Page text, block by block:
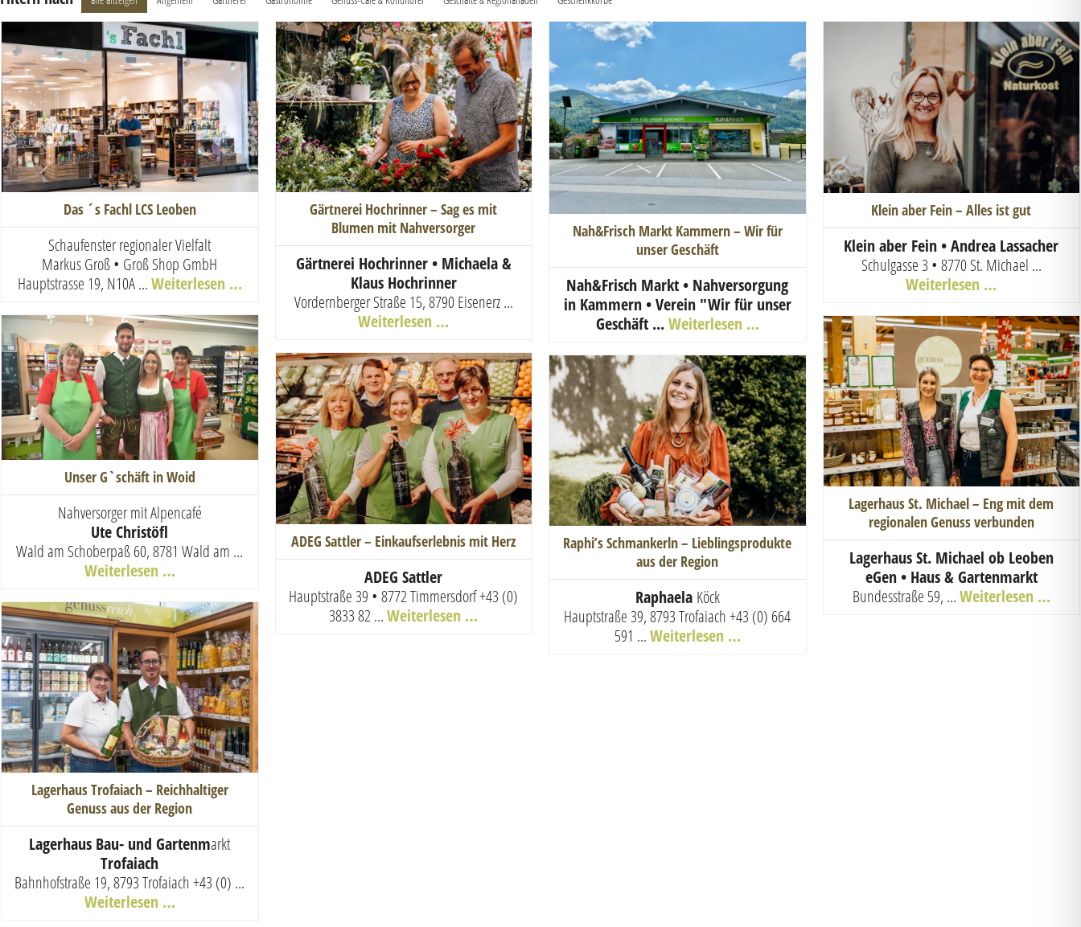
Das ´s Fachl LCS Leoben
Schaufenster regionaler Vielfalt
Markus Groß • Groß Shop GmbH
Hauptstrasse 19, N10A ...Weiterlesen …
Gärtnerei Hochrinner – Sag es mit
Blumen mit Nahversorger
Gärtnerei Hochrinner • Michaela &
Klaus Hochrinner
Vordernberger Straße 15, 8790 Eisenerz...
Weiterlesen …
Nah&Frisch Markt Kammern – Wir für
unser Geschäft
Nah&Frisch Markt • Nahversorgung
in Kammern • Verein "Wir für unser
Geschäft ...Weiterlesen …
Klein aber Fein – Alles ist gut
Klein aber Fein • Andrea Lassacher
Schulgasse 3 • 8770 St. Michael ...
Weiterlesen …
Unser G`schäft in Woid
Nahversorger mit Alpencafé
Ute Christöfl
Wald am Schoberpaß 60, 8781 Wald am ...
Weiterlesen …
Lagerhaus St. Michael – Eng mit dem
regionalen Genuss verbunden
Lagerhaus St. Michael ob Leoben
eGen • Haus & Gartenmarkt
Bundesstraße 59, ...Weiterlesen …
ADEG Sattler – Einkaufserlebnis mit Herz
ADEG Sattler
Hauptstraße 39 • 8772 Timmersdorf+43 (0)
3833 82 ...Weiterlesen …
Raphi’s Schmankerln – Lieblingsprodukte
aus der Region
Raphaela Köck
Hauptstraße 39, 8793 Trofaiach+43 (0) 664
591 ...Weiterlesen …
Lagerhaus Trofaiach – Reichhaltiger
Genuss aus der Region
Lagerhaus Bau- und Gartenmarkt
Trofaiach
Bahnhofstraße 19, 8793 Trofaiach+43 (0) ...
Weiterlesen …